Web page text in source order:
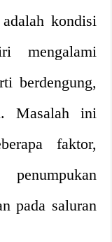
kondisi
mengalami
berdengung,
Masalah ini
faktor,
pada saluran